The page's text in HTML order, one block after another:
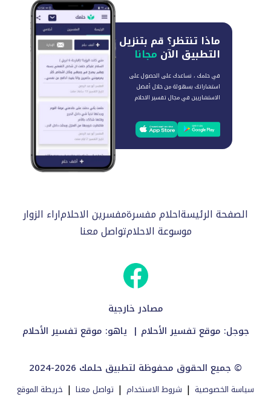
ماذا تنتظر؟ قم بتنزيل
التطبيق الآن مجانا
في حلمك ، نساعدك على الحصول على
استشاراتك بسهولة من خلال أفضل
الاستشاريين في مجال تفسير الاحلام
الصفحة الرئيسةاحلام مفسرةمفسرين الاحلاماراء الزوار
موسوعة الاحلامتواصل معنا
مصادر خارجية
جوجل: موقع تفسير الأحلام | ياهو: موقع تفسير الأحلام
2024-2026 جميع الحقوق محفوظة لتطبيق حلمك ©
سياسة الخصوصية | شروط الاستخدام | تواصل معنا | خريطة الموقع